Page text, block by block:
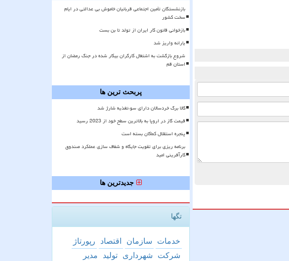
بازنشستگان تأمین اجتماعی قربانیان خاموش بی عدالتی در ایام
سخت کشور
بازخوانی قانون کار ایران از تولد تا بن بست
یارانه واریز شد
شروع بازگشت به اشتغال کارگران بیکار شده در جنگ رمضان از
استان قم
پربحث ترین ها
کالا برگ خردسالان دارای سوءتغذیه شارژ شد
قیمت گاز در اروپا به بالاترین سطح خود از 2023 رسید
پنجره استقلال کماکان بسته است
برنامه ریزی برای تقویت جایگاه و شفاف سازی عملکرد صندوق
کارآفرینی امید
جدیدترین ها
تگها
خدمات سازمان اقتصاد
رپورتاژ
شركت
شهرداری تولید مدیر